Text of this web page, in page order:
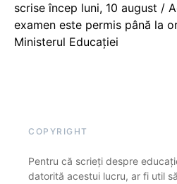
scrise încep luni, 10 august /
examen este permis până la
Ministerul Educației
COPYRIGHT
Pentru că scrieți despre
datorită acestui lucru, ar fi util